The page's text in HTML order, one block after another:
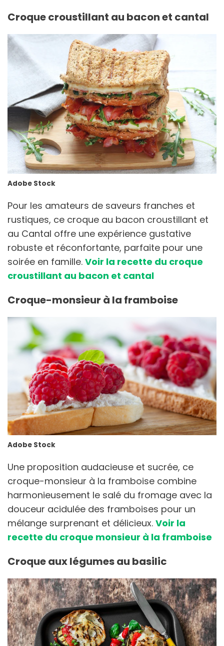
Croque croustillant au bacon et cantal
Adobe Stock
Pour les amateurs de saveurs franches et
rustiques, ce croque au bacon croustillant et
au Cantal offre une expérience gustative
robuste et réconfortante, parfaite pour une
soirée en famille. Voir la recette du croque
croustillant au bacon et cantal
Croque-monsieur à la framboise
Adobe Stock
Une proposition audacieuse et sucrée, ce
croque-monsieur à la framboise combine
harmonieusement le salé du fromage avec la
douceur acidulée des framboises pour un
mélange surprenant et délicieux. Voir la
recette du croque monsieur à la framboise
Croque aux légumes au basilic